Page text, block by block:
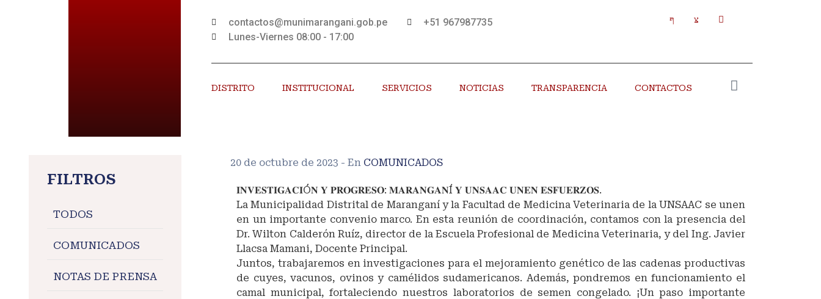
contactos@munimarangani.gob.pe
+51 967987735
Lunes-Viernes 08:00 - 17:00
DISTRITO INSTITUCIONAL SERVICIOS NOTICIAS TRANSPARENCIA CONTACTOS
FILTROS
TODOS
COMUNICADOS
NOTAS DE PRENSA
20 de octubre de 2023 - En COMUNICADOS
𝐈𝐍𝐕𝐄𝐒𝐓𝐈𝐆𝐀𝐂𝐈Ó𝐍 𝐘 𝐏𝐑𝐎𝐆𝐑𝐄𝐒𝐎: 𝐌𝐀𝐑𝐀𝐍𝐆𝐀𝐍Í 𝐘 𝐔𝐍𝐒𝐀𝐀𝐂 𝐔𝐍𝐄𝐍 𝐄𝐒𝐅𝐔𝐄𝐑𝐙𝐎𝐒.
La Municipalidad Distrital de Maranganí y la Facultad de Medicina Veterinaria de la UNSAAC se unen
en un importante convenio marco. En esta reunión de coordinación, contamos con la presencia del
Dr. Wilton Calderón Ruíz, director de la Escuela Profesional de Medicina Veterinaria, y del Ing. Javier
Llacsa Mamani, Docente Principal.
Juntos, trabajaremos en investigaciones para el mejoramiento genético de las cadenas productivas
de cuyes, vacunos, ovinos y camélidos sudamericanos. Además, pondremos en funcionamiento el
camal municipal, fortaleciendo nuestros laboratorios de semen congelado. ¡Un paso importante